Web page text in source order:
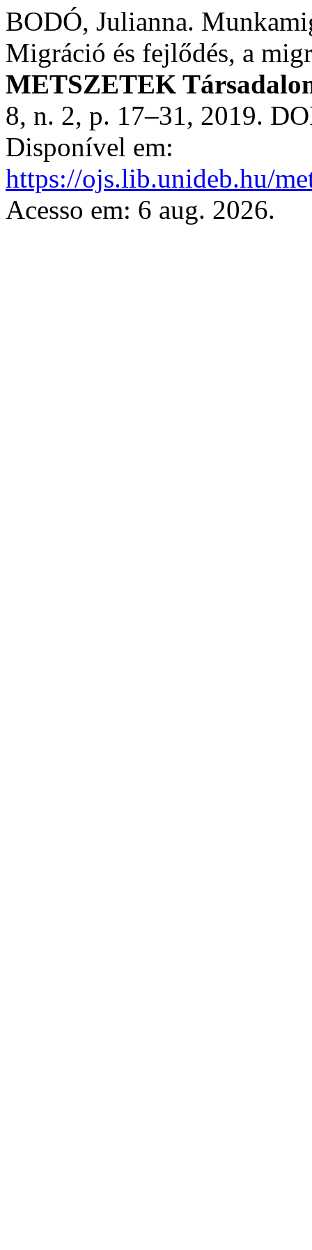
BODÓ, Julianna.
Migráció és fejlődés, a
METSZETEK
8, n. 2, p. 17–31, 2019.
Disponível em:
https://ojs.lib.unideb.hu/
Acesso em: 6 aug. 2026.